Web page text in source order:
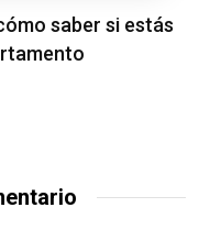
saber si estás